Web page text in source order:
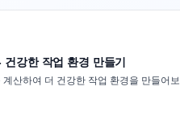
강한 작업 환경 만들기
산하여 더 건강한 작업 환경을 만들어보